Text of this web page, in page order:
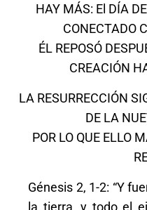
HAY MÁS: El DÍA
CONECTADO
ÉL REPOSÓ
CREACIÓN
LA RESURRECCIÓN
DE LA
POR LO QUE ELLO
Génesis 2, 1-2: “Y
la tierra, y todo el